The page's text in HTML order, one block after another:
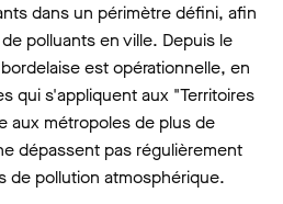
dans un périmètre défini, afin
polluants en ville. Depuis le
est opérationnelle, en
qui s'appliquent aux "Territoires
aux métropoles de plus de
dépassent pas régulièrement
de pollution atmosphérique.